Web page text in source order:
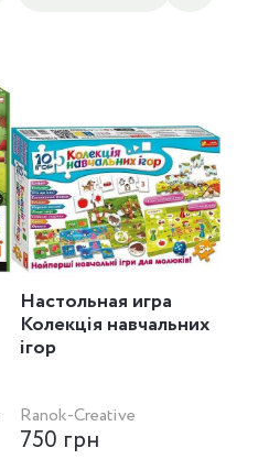
Настольная игра
Колекція навчальних
ігор
Ranok-Creative
750 грн